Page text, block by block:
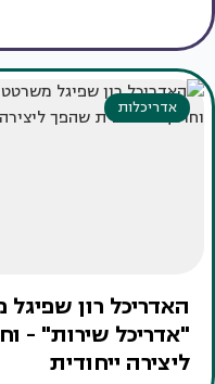
אדריכלות
האדריכל רון
"אדריכל שירות" -
ליצירה ייחודית